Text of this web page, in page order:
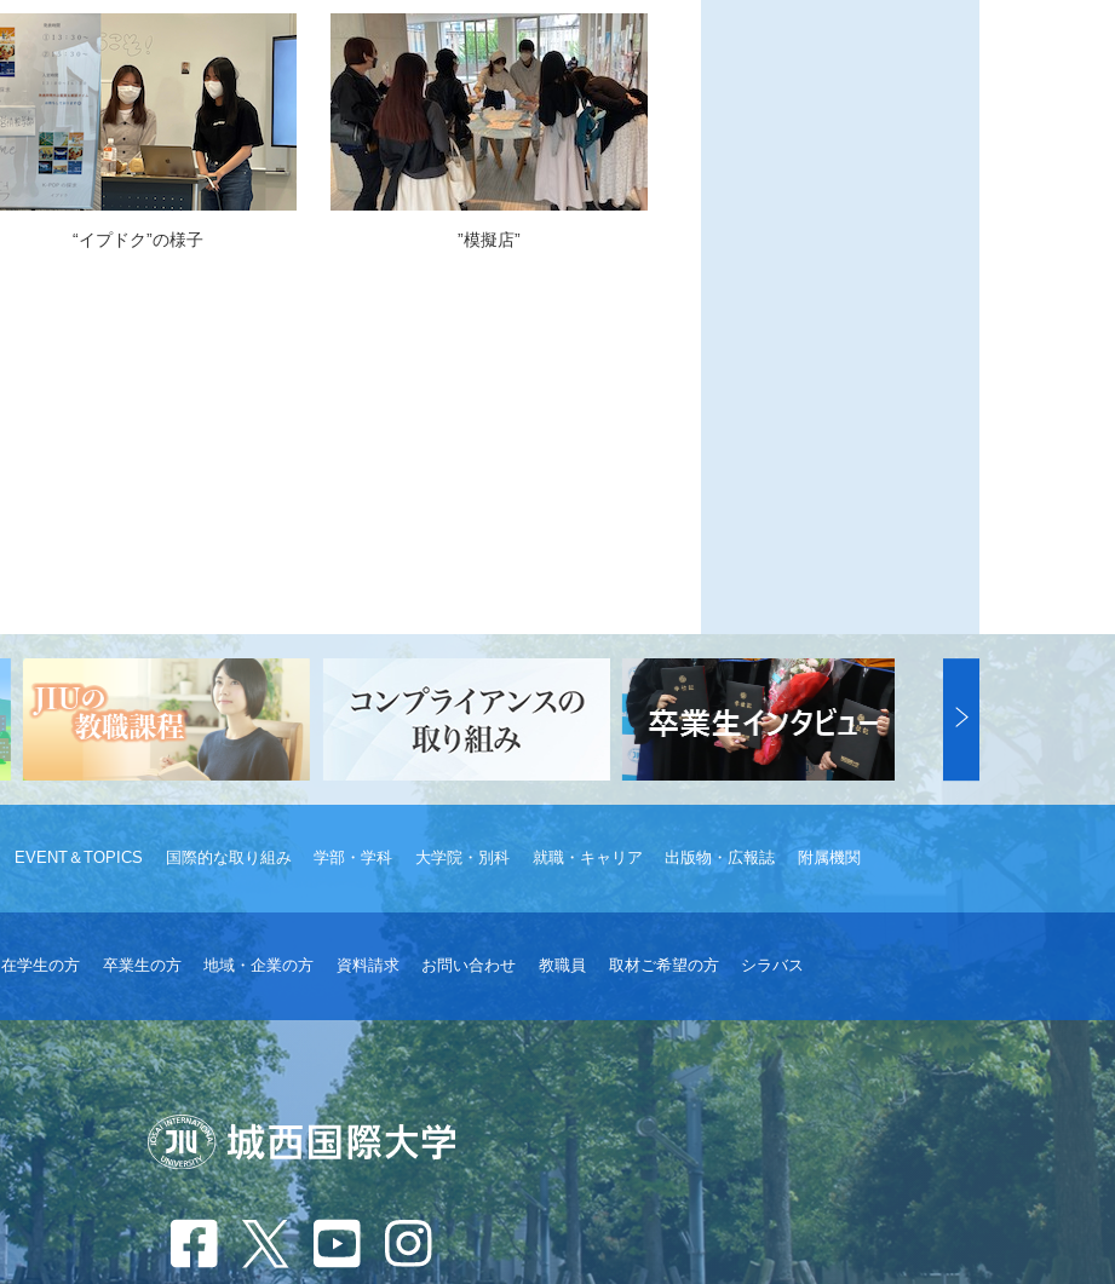
“イプドク”の様子 ”模擬店”
EVENT＆TOPICS 国際的な取り組み 学部・学科 大学院・別科 就職・キャリア 出版物・広報誌 附属機関
在学生の方 卒業生の方 地域・企業の方 資料請求 お問い合わせ 教職員 取材ご希望の方 シラバス